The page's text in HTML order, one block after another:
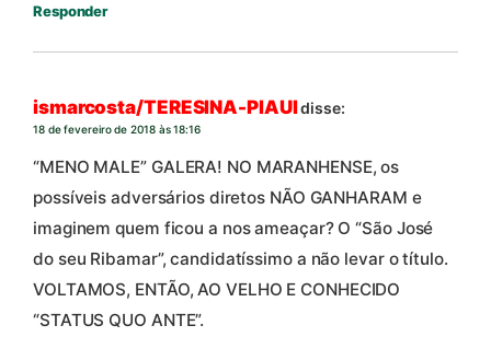
Responder
ismarcosta/TERESINA-PIAUIdisse:
18 de fevereiro de 2018 às 18:16
“MENO MALE” GALERA! NO MARANHENSE, os
possíveis adversários diretos NÃO GANHARAM e
imaginem quem ficou a nos ameaçar? O “São José
do seu Ribamar”, candidatíssimo a não levar o título.
VOLTAMOS, ENTÃO, AO VELHO E CONHECIDO
“STATUS QUO ANTE”.